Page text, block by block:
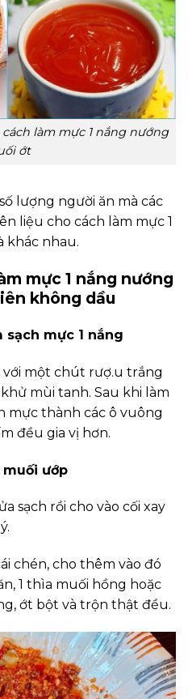
làm mực 1 nắng nướng
ớt
lượng người ăn mà các
liệu cho cách làm mực 1
khác nhau.
mực 1 nắng nướng
không dầu
sạch mực 1 nắng
với một chút rượ.u trắng
mùi tanh. Sau khi làm
mực thành các ô vuông
đều gia vị hơn.
muối ướp
sạch rồi cho vào cối xay
chén, cho thêm vào đó
1 thìa muối hồng hoặc
ớt bột và trộn thật đều.